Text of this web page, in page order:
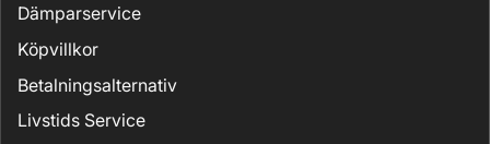
Dämparservice
Köpvillkor
Betalningsalternativ
Livstids Service